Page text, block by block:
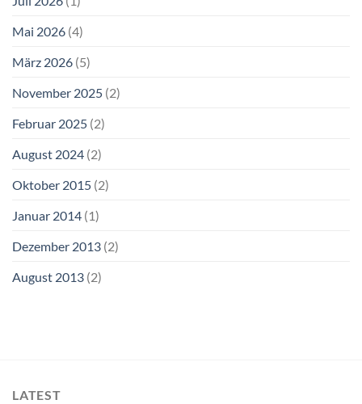
Mai 2026 (4)
März 2026 (5)
November 2025 (2)
Februar 2025 (2)
August 2024 (2)
Oktober 2015 (2)
Januar 2014 (1)
Dezember 2013 (2)
August 2013 (2)
LATEST